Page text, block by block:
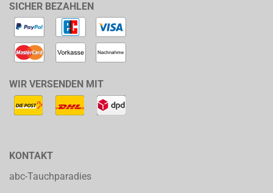
SICHER BEZAHLEN
WIR VERSENDEN MIT
KONTAKT
abc-Tauchparadies